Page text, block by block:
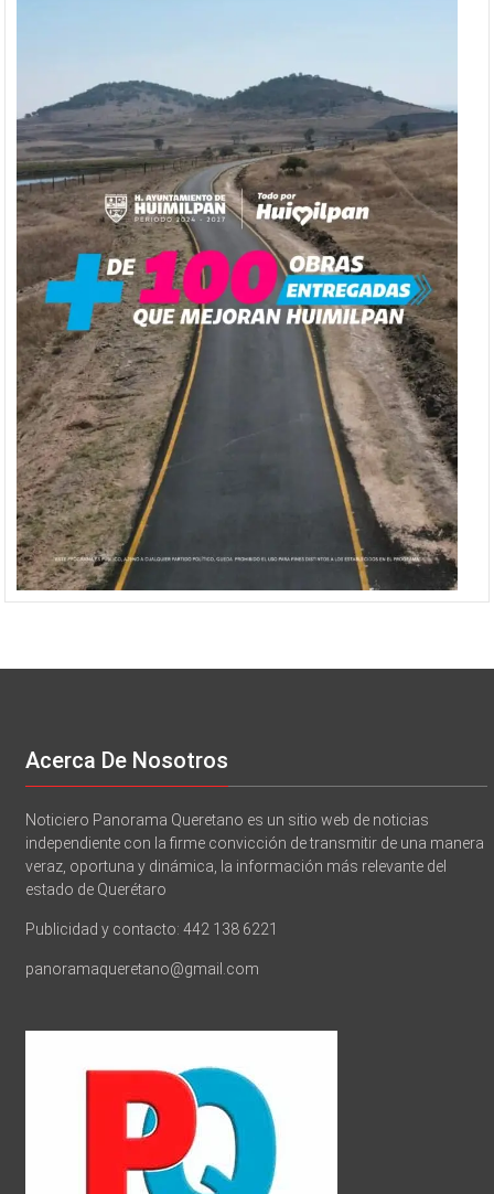
Acerca De Nosotros
Noticiero Panorama Queretano es un sitio web de noticias
independiente con la firme convicción de transmitir de una manera
veraz, oportuna y dinámica, la información más relevante del
estado de Querétaro
Publicidad y contacto: 442 138 6221
panoramaqueretano@gmail.com